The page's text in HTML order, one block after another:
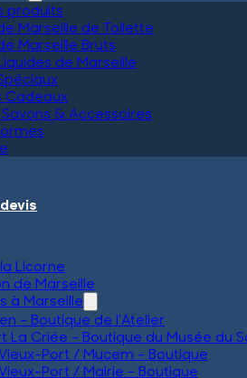
produits
Marseille de Toilette
Marseille Bruts
de Marseille
Cadeaux
& Accessoires
Licorne
de Marseille
à Marseille
– Boutique de l’Atelier
La Criée – Boutique du Musée du
Port / Mucem – Boutique
Port / Mairie – Boutique